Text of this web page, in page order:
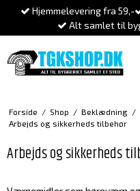
Hjemmelevering fra 59,-
Alt samlet til
Forside / Shop / Beklædning /
Arbejds og sikkerheds tilbehør
Arbejds og sikkerheds